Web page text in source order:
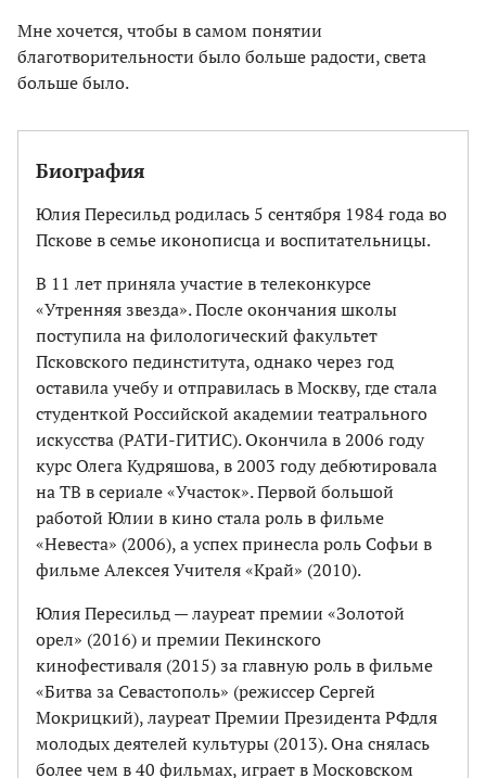
Мне хочется, чтобы в самом понятии
благотворительности было больше радости, света
больше было.
Биография
Юлия Пересильд родилась 5 сентября 1984 года во
Пскове в семье иконописца и воспитательницы.
В 11 лет приняла участие в телеконкурсе
«Утренняя звезда». После окончания школы
поступила на филологический факультет
Псковского пединститута, однако через год
оставила учебу и отправилась в Москву, где стала
студенткой Российской академии театрального
искусства (РАТИ-ГИТИС). Окончила в 2006 году
курс Олега Кудряшова, в 2003 году дебютировала
на ТВ в сериале «Участок». Первой большой
работой Юлии в кино стала роль в фильме
«Невеста» (2006), а успех принесла роль Софьи в
фильме Алексея Учителя «Край» (2010).
Юлия Пересильд — лауреат премии «Золотой
орел» (2016) и премии Пекинского
кинофестиваля (2015) за главную роль в фильме
«Битва за Севастополь» (режиссер Сергей
Мокрицкий), лауреат Премии Президента РФдля
молодых деятелей культуры (2013). Она снялась
более чем в 40 фильмах, играет в Московском